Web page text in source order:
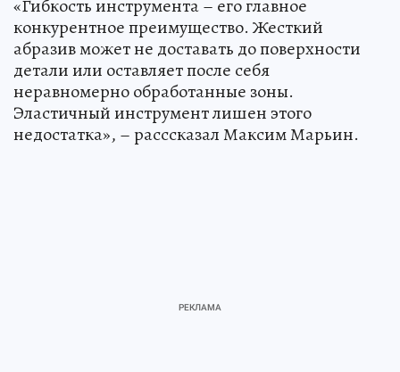
«Гибкость инструмента – его главное
конкурентное преимущество. Жесткий
абразив может не доставать до поверхности
детали или оставляет после себя
неравномерно обработанные зоны.
Эластичный инструмент лишен этого
недостатка», – расссказал Максим Марьин.